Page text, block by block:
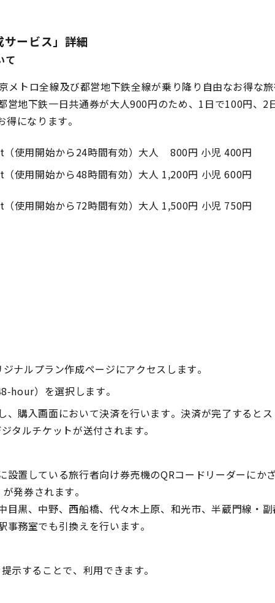
サービス」詳細
て
トロ全線及び都営地下鉄全線が乗り降り自由なお得な
営地下鉄一日共通券が大人900円のため、1日で100円、2
になります。
使用開始から24時間有効）大人 800円 小児 400円
使用開始から48時間有効）大人 1,200円 小児 600円
使用開始から72時間有効）大人 1,500円 小児 750円
ルプラン作成ページにアクセスします。
）を選択します。
、購入画面において決済を行います。決済が完了するとス
タルチケットが送付されます。
設置している旅行者向け券売機のQRコードリーダーにか
発券されます。
目黒、中野、西船橋、代々木上原、和光市、半蔵門線・
務室でも引換えを行います。
示することで、利用できます。